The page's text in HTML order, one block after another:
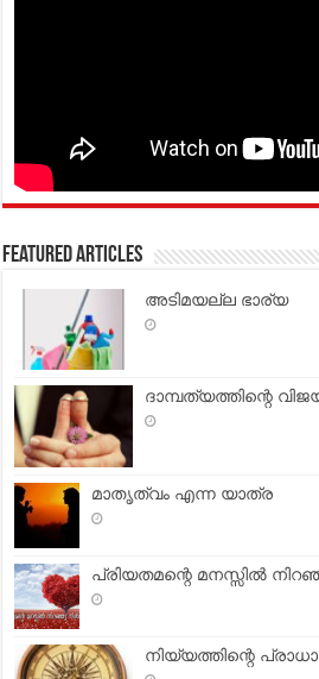
Featured Articles
അടിമയല്ല ഭാര്യ
ദാമ്പത്യത്തിന്റെ
മാതൃത്വം എന്ന യാത്ര
പ്രിയതമന്റെ മനസ്സില്‍
നിയ്യത്തിന്റെ